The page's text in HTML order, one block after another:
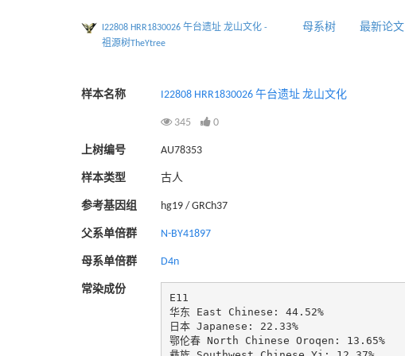
I22808 HRR1830026 午台遗址 龙山文化 -
祖源树TheYtree
母系树 最新论文
样本名称 I22808 HRR1830026 午台遗址 龙山文化
345 0
上树编号 AU78353
样本类型 古人
参考基因组 hg19 / GRCh37
父系单倍群 N-BY41897
母系单倍群 D4n
常染成份
E11
华东 East Chinese: 44.52%
日本 Japanese: 22.33%
鄂伦春 North Chinese Oroqen: 13.65%